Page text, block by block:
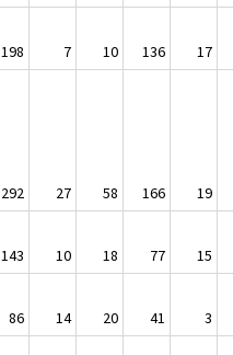
198 7 10 136
17
292 27 58 166
19
143 10 18 77
15
86 14 20 41
3